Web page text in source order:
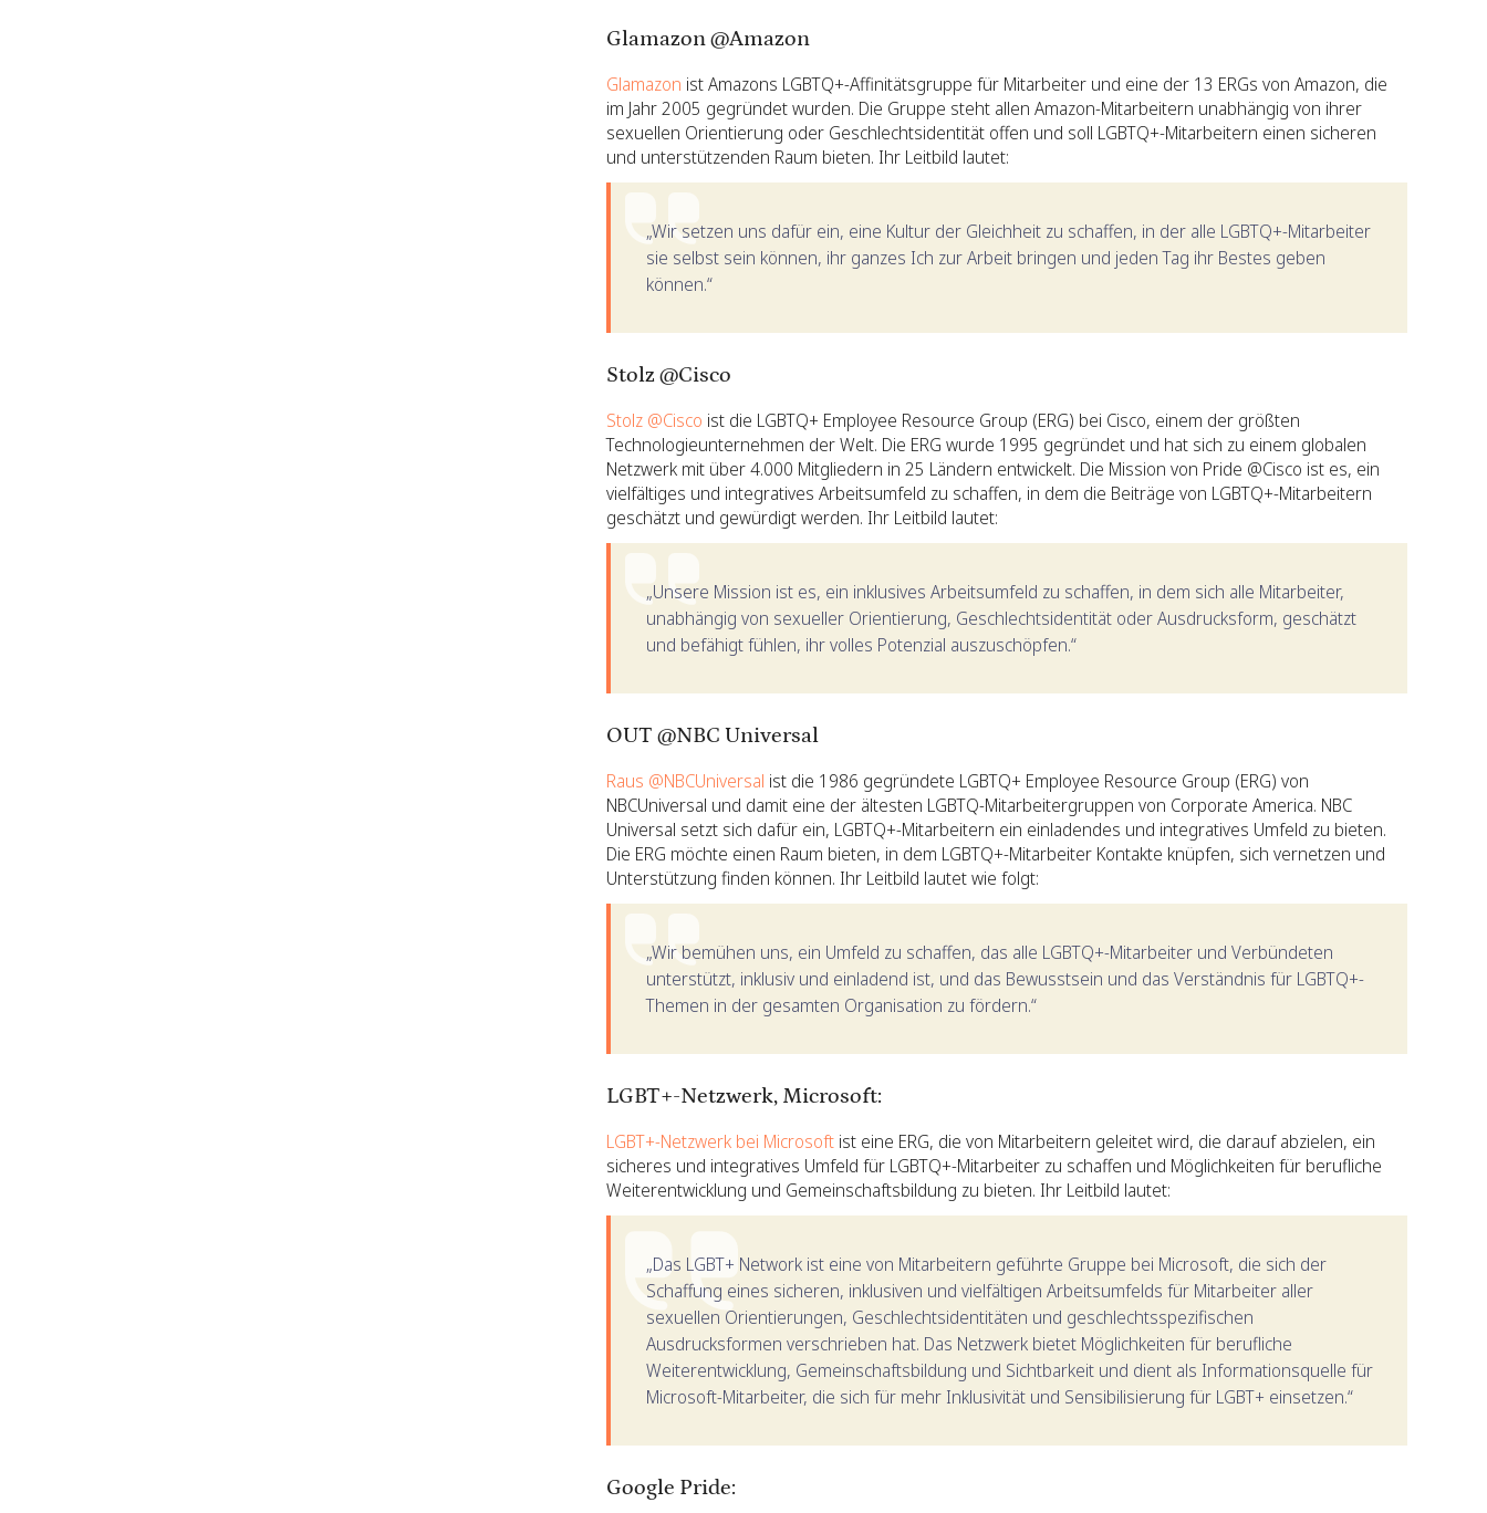
Glamazon @Amazon
Glamazon ist Amazons LGBTQ+-Affinitätsgruppe für Mitarbeiter und eine der 13 ERGs von Amazon, die
im Jahr 2005 gegründet wurden. Die Gruppe steht allen Amazon-Mitarbeitern unabhängig von ihrer
sexuellen Orientierung oder Geschlechtsidentität offen und soll LGBTQ+-Mitarbeitern einen sicheren
und unterstützenden Raum bieten. Ihr Leitbild lautet:
„Wir setzen uns dafür ein, eine Kultur der Gleichheit zu schaffen, in der alle LGBTQ+-Mitarbeiter
sie selbst sein können, ihr ganzes Ich zur Arbeit bringen und jeden Tag ihr Bestes geben
können.“
Stolz @Cisco
Stolz @Cisco ist die LGBTQ+ Employee Resource Group (ERG) bei Cisco, einem der größten
Technologieunternehmen der Welt. Die ERG wurde 1995 gegründet und hat sich zu einem globalen
Netzwerk mit über 4.000 Mitgliedern in 25 Ländern entwickelt. Die Mission von Pride @Cisco ist es, ein
vielfältiges und integratives Arbeitsumfeld zu schaffen, in dem die Beiträge von LGBTQ+-Mitarbeitern
geschätzt und gewürdigt werden. Ihr Leitbild lautet:
„Unsere Mission ist es, ein inklusives Arbeitsumfeld zu schaffen, in dem sich alle Mitarbeiter,
unabhängig von sexueller Orientierung, Geschlechtsidentität oder Ausdrucksform, geschätzt
und befähigt fühlen, ihr volles Potenzial auszuschöpfen.“
OUT @NBC Universal
Raus @NBCUniversal ist die 1986 gegründete LGBTQ+ Employee Resource Group (ERG) von
NBCUniversal und damit eine der ältesten LGBTQ-Mitarbeitergruppen von Corporate America. NBC
Universal setzt sich dafür ein, LGBTQ+-Mitarbeitern ein einladendes und integratives Umfeld zu bieten.
Die ERG möchte einen Raum bieten, in dem LGBTQ+-Mitarbeiter Kontakte knüpfen, sich vernetzen und
Unterstützung finden können. Ihr Leitbild lautet wie folgt:
„Wir bemühen uns, ein Umfeld zu schaffen, das alle LGBTQ+-Mitarbeiter und Verbündeten
unterstützt, inklusiv und einladend ist, und das Bewusstsein und das Verständnis für LGBTQ+-
Themen in der gesamten Organisation zu fördern.“
LGBT+-Netzwerk, Microsoft:
LGBT+-Netzwerk bei Microsoft ist eine ERG, die von Mitarbeitern geleitet wird, die darauf abzielen, ein
sicheres und integratives Umfeld für LGBTQ+-Mitarbeiter zu schaffen und Möglichkeiten für berufliche
Weiterentwicklung und Gemeinschaftsbildung zu bieten. Ihr Leitbild lautet:
„Das LGBT+ Network ist eine von Mitarbeitern geführte Gruppe bei Microsoft, die sich der
Schaffung eines sicheren, inklusiven und vielfältigen Arbeitsumfelds für Mitarbeiter aller
sexuellen Orientierungen, Geschlechtsidentitäten und geschlechtsspezifischen
Ausdrucksformen verschrieben hat. Das Netzwerk bietet Möglichkeiten für berufliche
Weiterentwicklung, Gemeinschaftsbildung und Sichtbarkeit und dient als Informationsquelle für
Microsoft-Mitarbeiter, die sich für mehr Inklusivität und Sensibilisierung für LGBT+ einsetzen.“
Google Pride: